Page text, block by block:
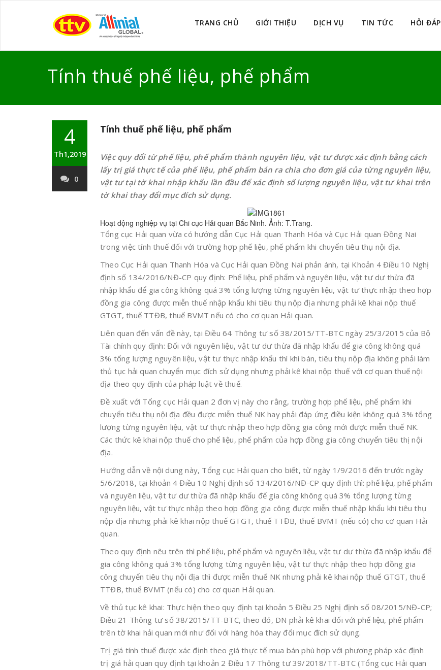
TRANG CHỦ GIỚI THIỆU DỊCH VỤ TIN TỨC HỎI ĐÁP
Tính thuế phế liệu, phế phẩm
4
Th1,2019
0
Tính thuế phế liệu, phế phẩm
Việc quy đổi từ phế liệu, phế phẩm thành nguyên liệu, vật tư được xác định bằng cách
lấy trị giá thực tế của phế liệu, phế phẩm bán ra chia cho đơn giá của từng nguyên liệu,
vật tư tại tờ khai nhập khẩu lần đầu để xác định số lượng nguyên liệu, vật tư khai trên
tờ khai thay đổi mục đích sử dụng.
Hoạt động nghiệp vụ tại Chi cục Hải quan Bắc Ninh. Ảnh: T.Trang.
Tổng cục Hải quan vừa có hướng dẫn Cục Hải quan Thanh Hóa và Cục Hải quan Đồng Nai
trong việc tính thuế đối với trường hợp phế liệu, phế phẩm khi chuyển tiêu thụ nội địa.
Theo Cục Hải quan Thanh Hóa và Cục Hải quan Đồng Nai phản ánh, tại Khoản 4 Điều 10 Nghị
định số 134/2016/NĐ-CP quy định: Phế liệu, phế phẩm và nguyên liệu, vật tư dư thừa đã
nhập khẩu để gia công không quá 3% tổng lượng từng nguyên liệu, vật tư thực nhập theo hợp
đồng gia công được miễn thuế nhập khẩu khi tiêu thụ nộp địa nhưng phải kê khai nộp thuế
GTGT, thuế TTĐB, thuế BVMT nếu có cho cơ quan Hải quan.
Liên quan đến vấn đề này, tại Điều 64 Thông tư số 38/2015/TT-BTC ngày 25/3/2015 của Bộ
Tài chính quy định: Đối với nguyên liệu, vật tư dư thừa đã nhập khẩu để gia công không quá
3% tổng lượng nguyên liệu, vật tư thực nhập khẩu thì khi bán, tiêu thụ nộp địa không phải làm
thủ tục hải quan chuyển mục đích sử dụng nhưng phải kê khai nộp thuế với cơ quan thuế nội
địa theo quy định của pháp luật về thuế.
Đề xuất với Tổng cục Hải quan 2 đơn vị này cho rằng, trường hợp phế liệu, phế phẩm khi
chuyển tiêu thụ nội địa đều được miễn thuế NK hay phải đáp ứng điều kiện không quá 3% tổng
lượng từng nguyên liệu, vật tư thực nhập theo hợp đồng gia công mới được miễn thuế NK.
Các thức kê khai nộp thuế cho phế liệu, phế phẩm của hợp đồng gia công chuyển tiêu thị nội
địa.
Hướng dẫn về nội dung này, Tổng cục Hải quan cho biết, từ ngày 1/9/2016 đến trước ngày
5/6/2018, tại khoản 4 Điều 10 Nghị định số 134/2016/NĐ-CP quy định thì: phế liệu, phế phẩm
và nguyên liệu, vật tư dư thừa đã nhập khẩu để gia công không quá 3% tổng lượng từng
nguyên liệu, vật tư thực nhập theo hợp đồng gia công được miễn thuế nhập khẩu khi tiêu thụ
nộp địa nhưng phải kê khai nộp thuế GTGT, thuế TTĐB, thuế BVMT (nếu có) cho cơ quan Hải
quan.
Theo quy định nêu trên thì phế liệu, phế phẩm và nguyên liệu, vật tư dư thừa đã nhập khẩu để
gia công không quá 3% tổng lượng từng nguyên liệu, vật tư thực nhập theo hợp đồng gia
công chuyển tiêu thụ nội địa thì được miễn thuế NK nhưng phải kê khai nộp thuế GTGT, thuế
TTĐB, thuế BVMT (nếu có) cho cơ quan Hải quan.
Về thủ tục kê khai: Thực hiện theo quy định tại khoản 5 Điều 25 Nghị định số 08/2015/NĐ-CP;
Điều 21 Thông tư số 38/2015/TT-BTC, theo đó, DN phải kê khai đối với phế liệu, phế phẩm
trên tờ khai hải quan mới như đối với hàng hóa thay đổi mục đích sử dụng.
Trị giá tính thuế được xác định theo giá thực tế mua bán phù hợp với phương pháp xác định
trị giá hải quan quy định tại khoản 2 Điều 17 Thông tư 39/2018/TT-BTC (Tổng cục Hải quan